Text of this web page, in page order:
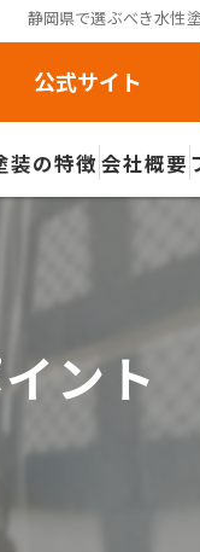
静岡県で選ぶべき水性
公式サイト
装の特徴会社概要
ント